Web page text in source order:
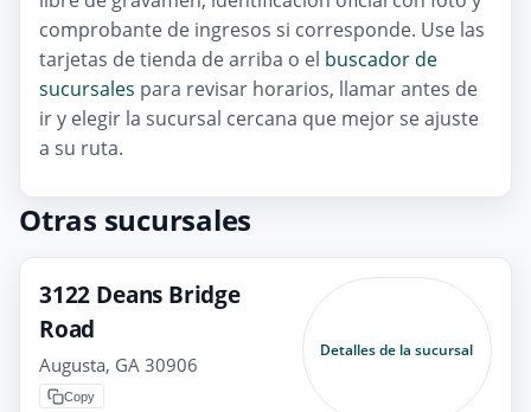
comprobante de ingresos si corresponde. Use las
tarjetas de tienda de arriba o el buscador de
sucursales para revisar horarios, llamar antes de
ir y elegir la sucursal cercana que mejor se ajuste
a su ruta.
Otras sucursales
3122 Deans Bridge
Road
Augusta, GA 30906
Copy
Detalles de la sucursal